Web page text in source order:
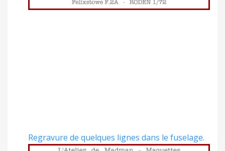
Regravure de quelques lignes dans le fuselage.